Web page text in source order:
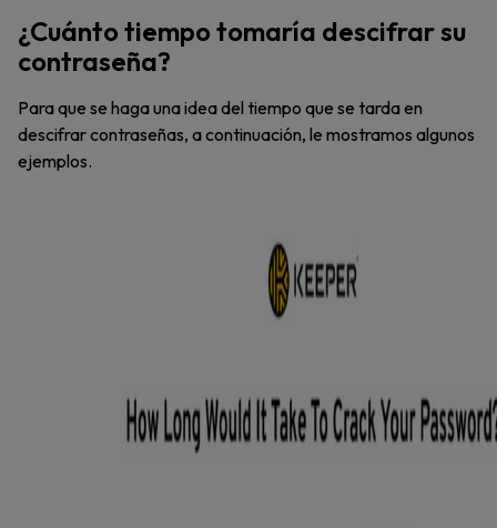
¿Cuánto tiempo tomaría descifrar su
contraseña?
Para que se haga una idea del tiempo que se tarda en
descifrar contraseñas, a continuación, le mostramos algunos
ejemplos.